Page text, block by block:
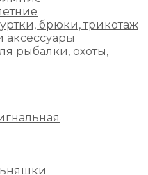
брюки, трикотаж
рыбалки, охоты,